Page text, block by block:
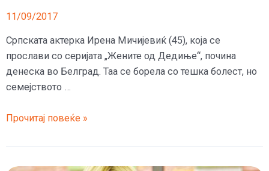
11/09/2017
Српската актерка Ирена Мичијевиќ (45), која се
прослави со серијата „Жените од Дедиње“, почина
денеска во Белград. Таа се борела со тешка болест, но
семејството …
Почина
актерка
Ирена
Прочитај повеќе »